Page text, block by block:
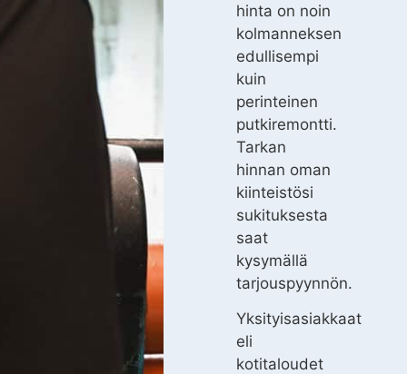
hinta on noin
kolmanneksen
edullisempi
kuin
perinteinen
putkiremontti.
Tarkan
hinnan oman
kiinteistösi
sukituksesta
saat
kysymällä
tarjouspyynnön.
Yksityisasiakkaat
eli
kotitaloudet